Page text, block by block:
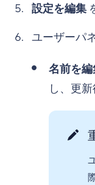
設定を編集
ユーザーパ
名前を
し、更